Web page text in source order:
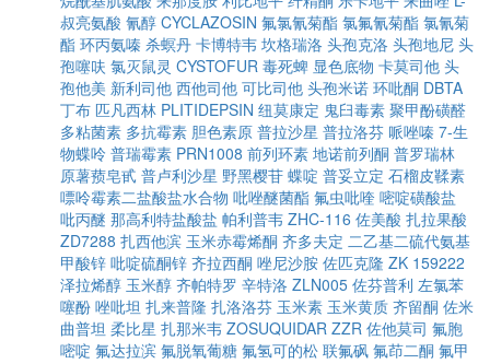
叔亮氨酸 氰醇 CYCLAZOSIN 氟氯氰菊酯 氯氟氰菊酯 氯氰菊
酯 环丙氨嗪 杀螟丹 卡博特韦 坎格瑞洛 头孢克洛 头孢地尼 头
孢噻呋 氯灭鼠灵 CYSTOFUR 毒死蜱 显色底物 卡莫司他 头
孢他美 新利司他 西他司他 可比司他 头孢米诺 环吡酮 DBTA
丁布 匹凡西林 PLITIDEPSIN 纽莫康定 鬼臼毒素 聚甲酚磺醛
多粘菌素 多抗霉素 胆色素原 普拉沙星 普拉洛芬 哌唑嗪 7-生
物蝶呤 普瑞霉素 PRN1008 前列环素 地诺前列酮 普罗瑞林
原薯蓣皂甙 普卢利沙星 野黑樱苷 蝶啶 普妥立定 石榴皮鞣素
嘌呤霉素二盐酸盐水合物 吡唑醚菌酯 氟虫吡喹 嘧啶磺酸盐
吡丙醚 那高利特盐酸盐 帕利普韦 ZHC-116 佐美酸 扎拉果酸
ZD7288 扎西他滨 玉米赤霉烯酮 齐多夫定 二乙基二硫代氨基
甲酸锌 吡啶硫酮锌 齐拉西酮 唑尼沙胺 佐匹克隆 ZK 159222
泽拉烯醇 玉米醇 齐帕特罗 辛特洛 ZLN005 佐芬普利 左氯苯
噻酚 唑吡坦 扎来普隆 扎洛洛芬 玉米素 玉米黄质 齐留酮 佐米
曲普坦 柔比星 扎那米韦 ZOSUQUIDAR ZZR 佐他莫司 氟胞
嘧啶 氟达拉滨 氟脱氧葡糖 氟氢可的松 联氟砜 氟茚二酮 氟甲